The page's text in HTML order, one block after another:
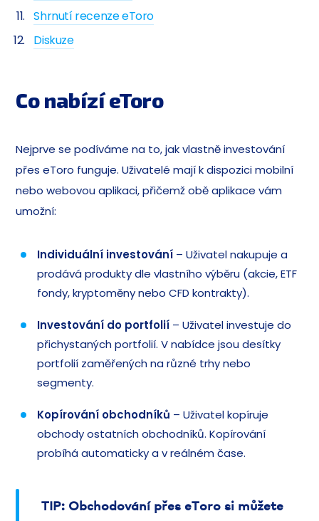
Shrnutí recenze eToro
Diskuze
Co nabízí eToro
Nejprve se podíváme na to, jak vlastně investování
přes eToro funguje. Uživatelé mají k dispozici mobilní
nebo webovou aplikaci, přičemž obě aplikace vám
umožní:
Individuální investování – Uživatel nakupuje a
prodává produkty dle vlastního výběru (akcie, ETF
fondy, kryptoměny nebo CFD kontrakty).
Investování do portfolií – Uživatel investuje do
přichystaných portfolií. V nabídce jsou desítky
portfolií zaměřených na různé trhy nebo
segmenty.
Kopírování obchodníků – Uživatel kopíruje
obchody ostatních obchodníků. Kopírování
probíhá automaticky a v reálném čase.
TIP: Obchodování přes eToro si můžete